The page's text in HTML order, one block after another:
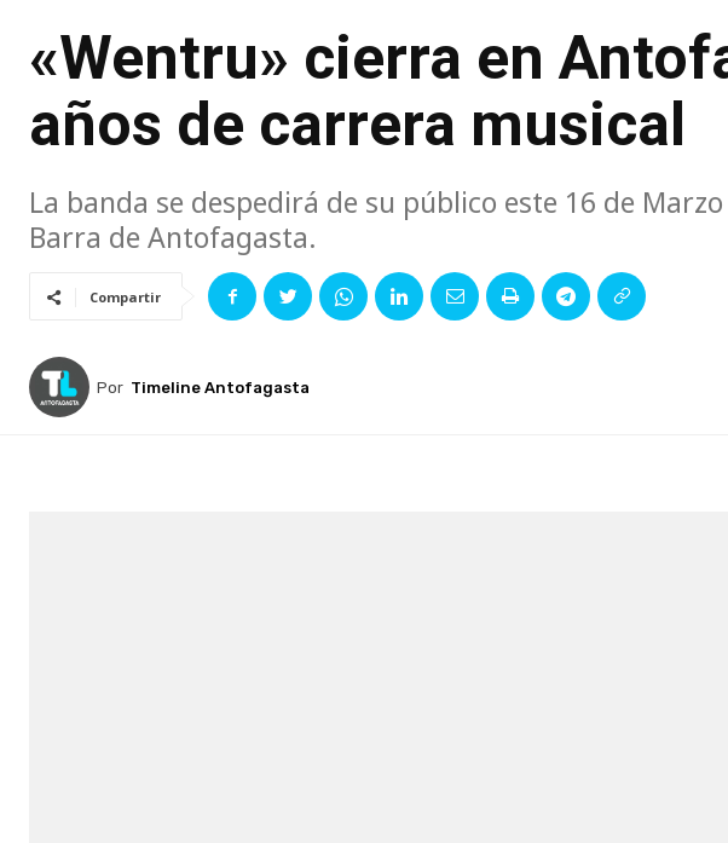
«Wentru» cierra en
años de carrera musical
La banda se despedirá de su público este 16 de
Barra de Antofagasta.
Compartir
Por Timeline Antofagasta